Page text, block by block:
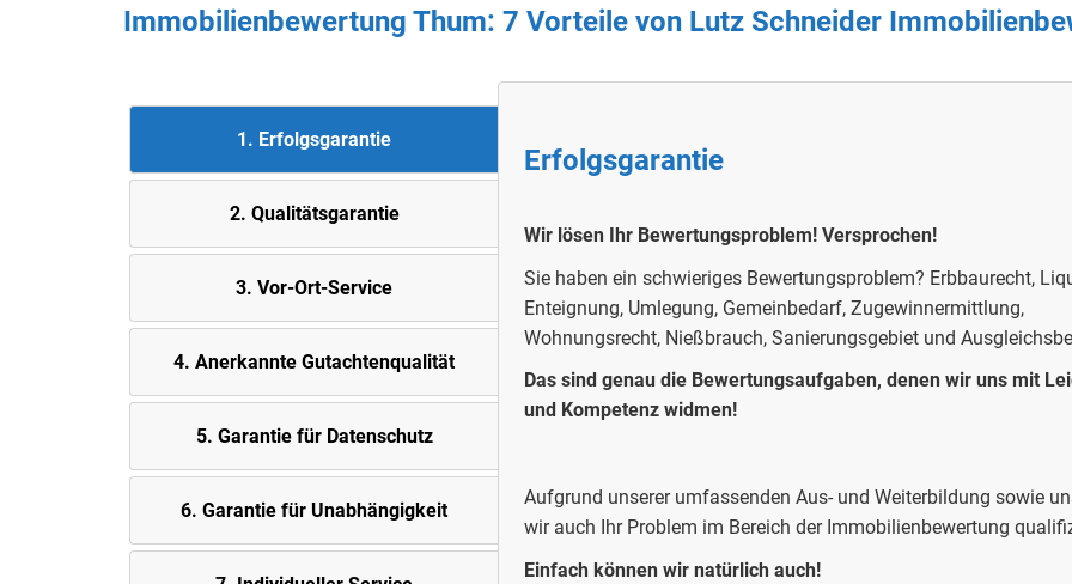
Immobilienbewertung Thum: 7 Vorteile von Lutz Schneider
1. Erfolgsgarantie
2. Qualitätsgarantie
3. Vor-Ort-Service
4. Anerkannte Gutachtenqualität
5. Garantie für Datenschutz
6. Garantie für Unabhängigkeit
Erfolgsgarantie
Wir lösen Ihr Bewertungsproblem! Versprochen!
Sie haben ein schwieriges Bewertungsproblem? Erbbaurecht,
Enteignung, Umlegung, Gemeinbedarf, Zugewinnermittlung,
Wohnungsrecht, Nießbrauch, Sanierungsgebiet und
Das sind genau die Bewertungsaufgaben, denen wir uns mit
und Kompetenz widmen!
Aufgrund unserer umfassenden Aus- und Weiterbildung sowie
wir auch Ihr Problem im Bereich der Immobilienbewertung
Einfach können wir natürlich auch!